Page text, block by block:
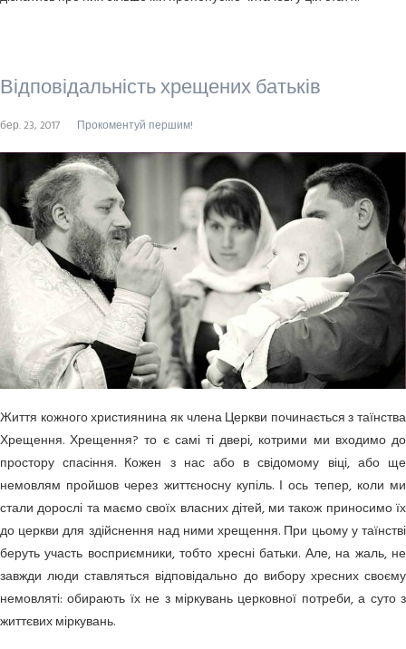
Відповідальність хрещених батьків
бер. 23, 2017 Прокоментуй першим!
Життя кожного християнина як члена Церкви починається з таїнства
Хрещення. Хрещення? то є самі ті двері, котрими ми входимо до
простору спасіння. Кожен з нас або в свідомому віці, або ще
немовлям пройшов через життєносну купіль. І ось тепер, коли ми
стали дорослі та маємо своїх власних дітей, ми також приносимо їх
до церкви для здійснення над ними хрещення. При цьому у таїнстві
беруть участь восприємники, тобто хресні батьки. Але, на жаль, не
завжди люди ставляться відповідально до вибору хресних своєму
немовляті: обирають їх не з міркувань церковної потреби, а суто з
життєвих міркувань.